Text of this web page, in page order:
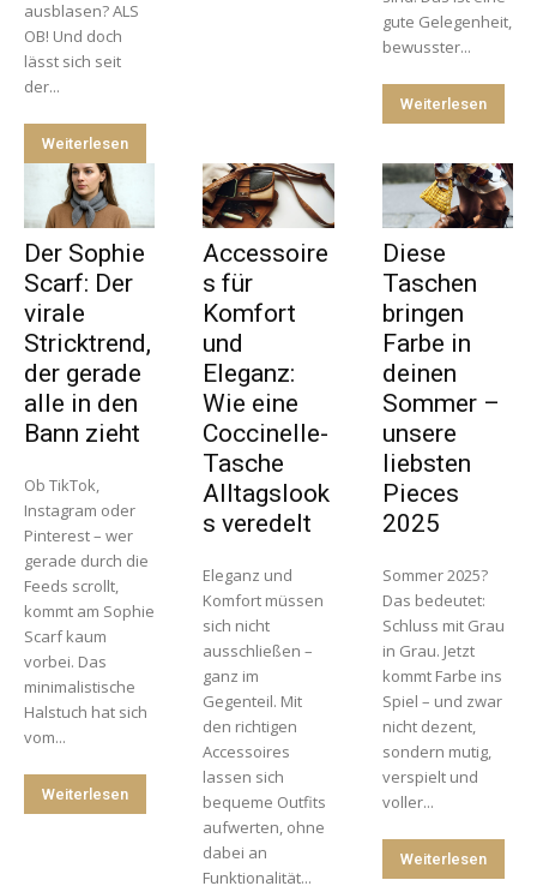
ausblasen? ALS
OB! Und doch
lässt sich seit
der...
Weiterlesen
gute Gelegenheit,
bewusster...
Weiterlesen
Der Sophie
Scarf: Der
virale
Stricktrend,
der gerade
alle in den
Bann zieht
Ob TikTok,
Instagram oder
Pinterest – wer
gerade durch die
Feeds scrollt,
kommt am Sophie
Scarf kaum
vorbei. Das
minimalistische
Halstuch hat sich
vom...
Weiterlesen
Accessoire
s für
Komfort
und
Eleganz:
Wie eine
Coccinelle-
Tasche
Alltagslook
s veredelt
Eleganz und
Komfort müssen
sich nicht
ausschließen –
ganz im
Gegenteil. Mit
den richtigen
Accessoires
lassen sich
bequeme Outfits
aufwerten, ohne
dabei an
Funktionalität...
Diese
Taschen
bringen
Farbe in
deinen
Sommer –
unsere
liebsten
Pieces
2025
Sommer 2025?
Das bedeutet:
Schluss mit Grau
in Grau. Jetzt
kommt Farbe ins
Spiel – und zwar
nicht dezent,
sondern mutig,
verspielt und
voller...
Weiterlesen